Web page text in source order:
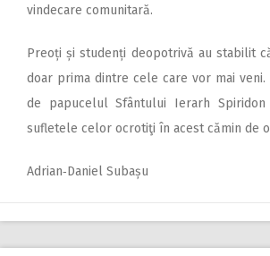
vindecare comunitară.
Preoți și studenți deopotrivă au stabilit
doar prima dintre cele care vor mai
de papucelul Sfântului Ierarh
sufletele celor ocrotiţi în acest cămin de
Adrian‑Daniel Subașu